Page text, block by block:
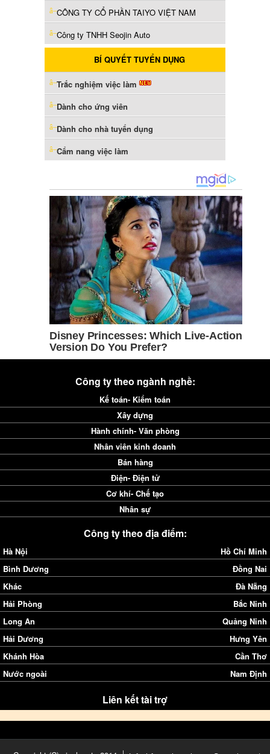
CÔNG TY CỔ PHẦN TAIYO VIỆT NAM
Công ty TNHH Seojin Auto
BÍ QUYẾT TUYỂN DỤNG
Trắc nghiệm việc làm
Dành cho ứng viên
Dành cho nhà tuyển dụng
Cẩm nang việc làm
Công ty theo ngành nghề:
Kế toán- Kiểm toán
Xây dựng
Hành chính- Văn phòng
Nhân viên kinh doanh
Bán hàng
Điện- Điện tử
Cơ khí- Chế tạo
Nhân sự
Công ty theo địa điểm:
Hà Nội
Hồ Chí Minh
Bình Dương
Đồng Nai
Khác
Đà Nẵng
Hải Phòng
Bắc Ninh
Long An
Quảng Ninh
Hải Dương
Hưng Yên
Khánh Hòa
Cần Thơ
Nước ngoài
Nam Định
Liên kết tài trợ